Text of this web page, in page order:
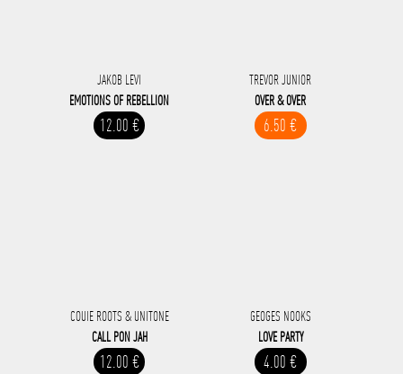
JAKOB LEVI
EMOTIONS OF REBELLION
12.00 €
TREVOR JUNIOR
OVER & OVER
6.50 €
COUIE ROOTS & UNITONE
CALL PON JAH
12.00 €
GEOGES NOOKS
LOVE PARTY
4.00 €